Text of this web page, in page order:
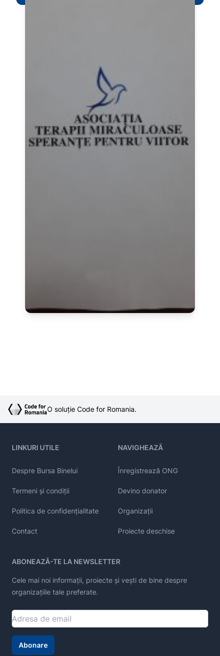
O soluție Code for Romania.
LINKURI UTILE
Despre Bursa Binelui
Termeni și condiții
Politica de confidențialitate
Contact
NAVIGHEAZĂ
Înregistrează ONG
Devino donator
Organizații
Proiecte deschise
ABONEAZĂ-TE LA NEWSLETTER
Cele mai noi informații, proiecte și vești de bine despre
organizațiile tale preferate.
Abonare